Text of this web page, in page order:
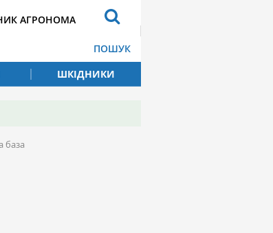
АГРОНОМА
ПОШУК
ШКІДНИКИ
база